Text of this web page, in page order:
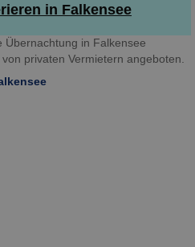
in Falkensee
Übernachtung in Falkensee
privaten Vermietern angeboten.